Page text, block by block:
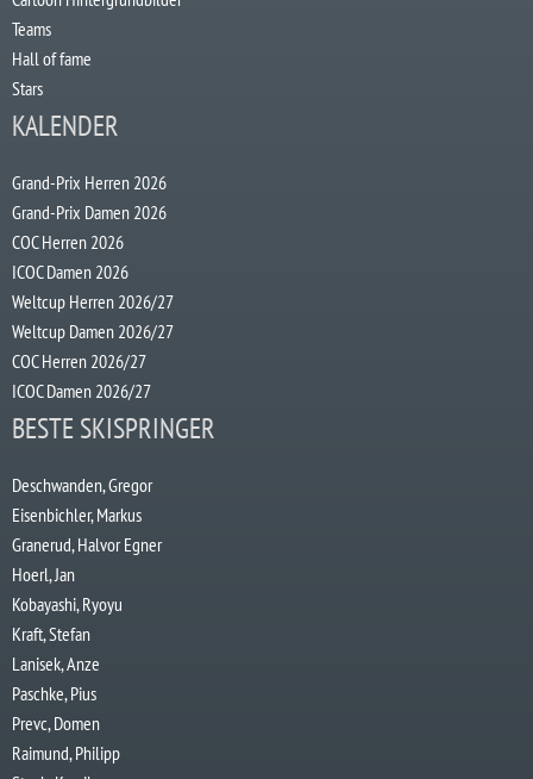
Teams
Hall of fame
Stars
KALENDER
Grand-Prix Herren 2026
Grand-Prix Damen 2026
COC Herren 2026
ICOC Damen 2026
Weltcup Herren 2026/27
Weltcup Damen 2026/27
COC Herren 2026/27
ICOC Damen 2026/27
BESTE SKISPRINGER
Deschwanden, Gregor
Eisenbichler, Markus
Granerud, Halvor Egner
Hoerl, Jan
Kobayashi, Ryoyu
Kraft, Stefan
Lanisek, Anze
Paschke, Pius
Prevc, Domen
Raimund, Philipp